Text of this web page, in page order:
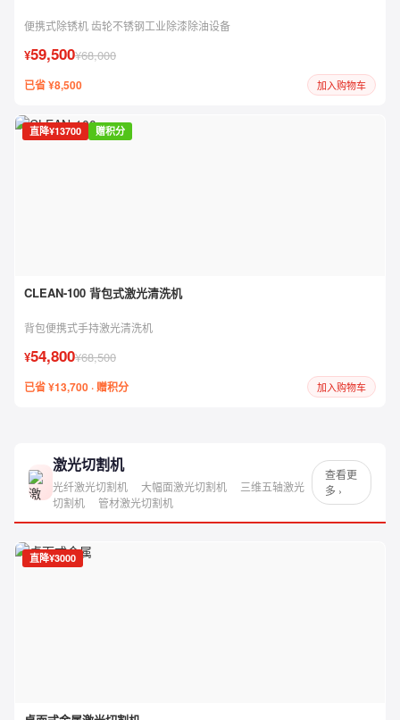
便携式除锈机 齿轮不锈钢工业除漆除油设备
¥59,500¥68,000
已省 ¥8,500 加入购物车
直降¥13700 赠积分
CLEAN-100 背包式激光清洗机
背包便携式手持激光清洗机
¥54,800¥68,500
已省 ¥13,700 · 赠积分 加入购物车
激光切割机
光纤激光切割机 大幅面激光切割机
三维五轴激光
切割机
管材激光切割机
查看更
多 ›
直降¥3000